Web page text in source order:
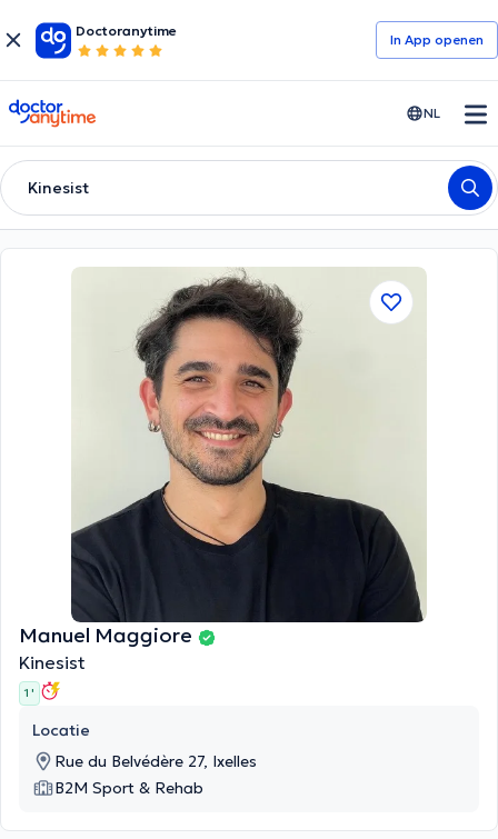
Doctoranytime
In App openen
doctoranytime NL
Kinesist
Manuel Maggiore
Kinesist
1 '
Locatie
Rue du Belvédère 27, Ixelles
B2M Sport & Rehab